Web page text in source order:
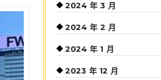
2024 年 3 月
2024 年 2 月
2024 年 1 月
2023 年 12 月